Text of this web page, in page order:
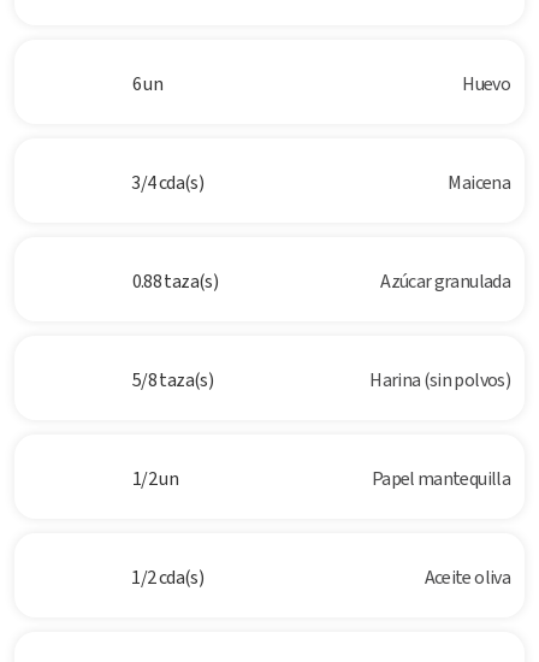
6 un Huevo
3/4 cda(s) Maicena
0.88 taza(s) Azúcar granulada
5/8 taza(s) Harina (sin polvos)
1/2 un Papel mantequilla
1/2 cda(s) Aceite oliva